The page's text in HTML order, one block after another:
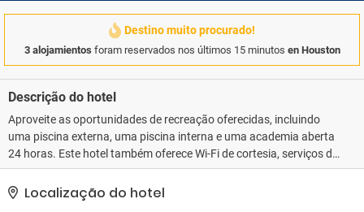
Destino muito procurado!
3 alojamientos foram reservados nos últimos 15 minutos en Houston
Descrição do hotel
Aproveite as oportunidades de recreação oferecidas, incluindo
uma piscina externa, uma piscina interna e uma academia aberta
24 horas. Este hotel também oferece Wi-Fi de cortesia, serviços de
concierge e loja de presentes/banca de jornal.. As comodidades
presentes incluem um business center 24 horas, check-in
expresso e check-out expresso. Hotel possui um espaço de 121
Localização do hotel